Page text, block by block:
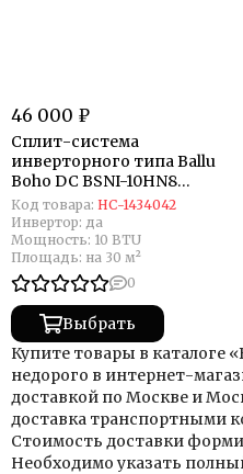
46 000 ₽
Сплит-система
инверторного типа Ballu
Boho DC BSNI-10HN8
комплект
Код товара: НС-1434042
Инвертор: да
Мощность: 10 BTU
Площадь: на 30 м²
0
Выбрать
Купите товары в каталоге
недорого в интернет-
доставкой по Москве и
доставка транспортными
Стоимость доставки
Необходимо указать